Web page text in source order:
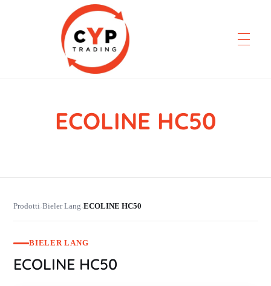
CYP Trading
Professionelle Ersatzteilbeschaffung
ECOLINE HC50
Prodotti›Bieler Lang›ECOLINE HC50
BIELER LANG
ECOLINE HC50